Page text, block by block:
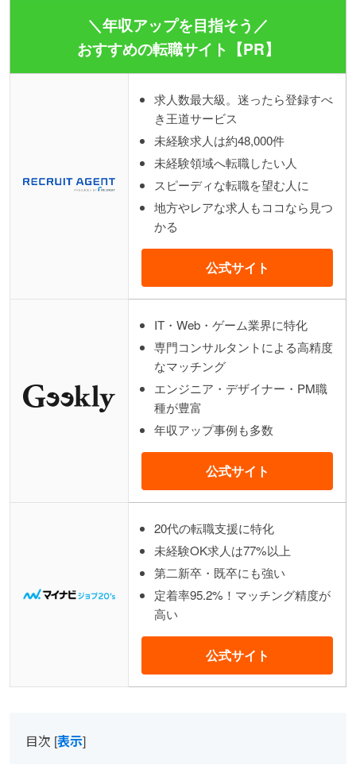
＼年収アップを目指そう／
おすすめの転職サイト【PR】
求人数最大級。迷ったら登録すべ
き王道サービス
未経験求人は約48,000件
未経験領域へ転職したい人
スピーディな転職を望む人に
地方やレアな求人もココなら見つ
かる
公式サイト
IT・Web・ゲーム業界に特化
専門コンサルタントによる高精度
なマッチング
エンジニア・デザイナー・PM職
種が豊富
年収アップ事例も多数
公式サイト
20代の転職支援に特化
未経験OK求人は77%以上
第二新卒・既卒にも強い
定着率95.2%！マッチング精度が
高い
公式サイト
目次 [表示]